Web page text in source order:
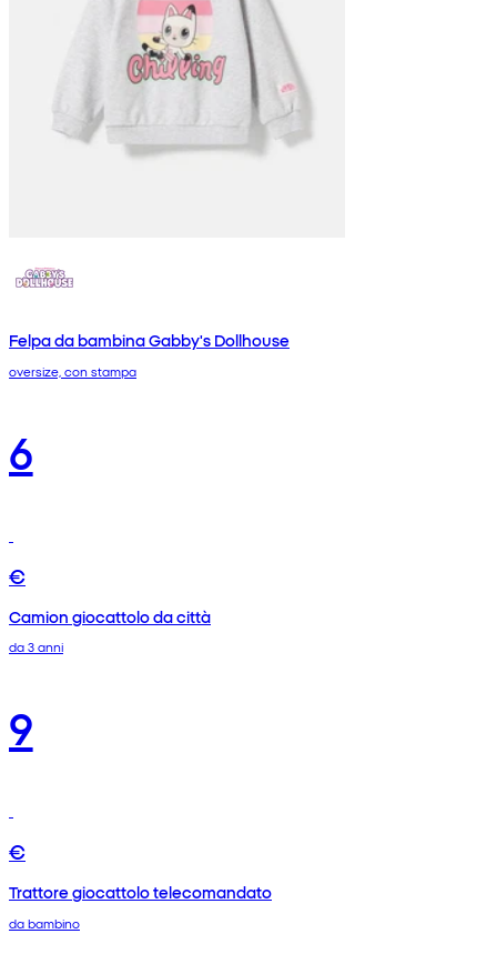
Felpa da bambina Gabby's Dollhouse
oversize, con stampa
6
€
Camion giocattolo da città
da 3 anni
9
€
Trattore giocattolo telecomandato
da bambino